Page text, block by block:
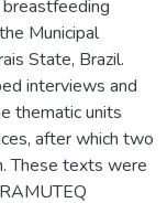
Municipal
State, Brazil.
interviews and
thematic units
after which two
These texts were